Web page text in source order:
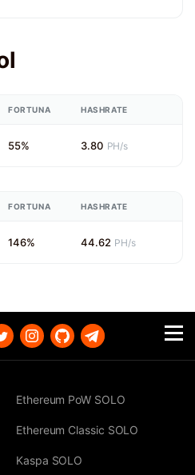
FORTUNA HASHRATE
55% 3.80 PH/s
FORTUNA HASHRATE
146% 44.62 PH/s
Ethereum PoW SOLO
Ethereum Classic SOLO
Kaspa SOLO